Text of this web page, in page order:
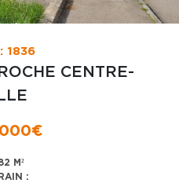
1836
CENTRE-
M²
: